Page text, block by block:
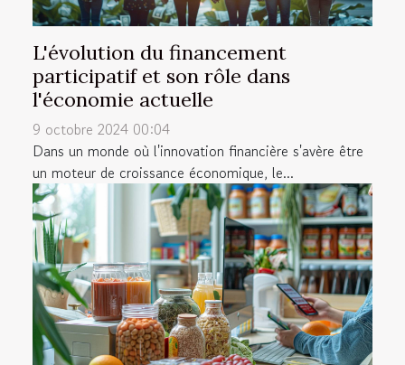
L'évolution du financement
participatif et son rôle dans
l'économie actuelle
9 octobre 2024 00:04
Dans un monde où l'innovation financière s'avère être
un moteur de croissance économique, le...